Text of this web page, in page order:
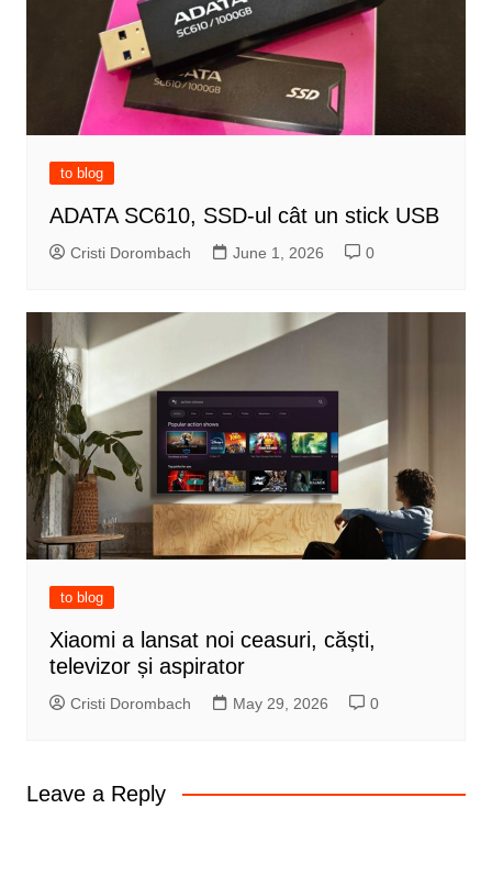
to blog
ADATA SC610, SSD-ul cât un stick USB
Cristi Dorombach June 1, 2026 0
to blog
Xiaomi a lansat noi ceasuri, căști,
televizor și aspirator
Cristi Dorombach May 29, 2026 0
Leave a Reply